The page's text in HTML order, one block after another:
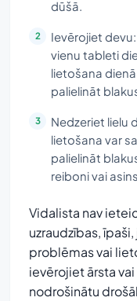
dūšā.
Ievērojiet
vienu tableti
lietošana
palielināt
Nedzeriet lielu
lietošana var
palielināt
reiboni vai
Vidalista nav
uzraudzības,
problēmas vai
ievērojiet ārsta
nodrošinātu